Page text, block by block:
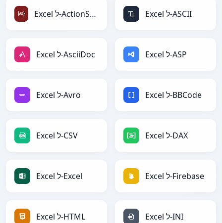
Excel ל-ActionScript Excel ל-ASCII
Excel ל-AsciiDoc Excel ל-ASP
Excel ל-Avro Excel ל-BBCode
Excel ל-CSV Excel ל-DAX
Excel ל-Excel Excel ל-Firebase
Excel ל-HTML Excel ל-INI